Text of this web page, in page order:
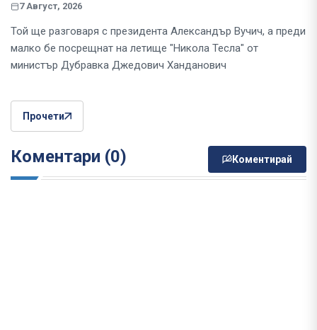
7 Август, 2026
Той ще разговаря с президента Александър Вучич, а преди
малко бе посрещнат на летище "Никола Тесла" от
министър Дубравка Джедович Ханданович
Прочети
Коментари (0) Коментирай